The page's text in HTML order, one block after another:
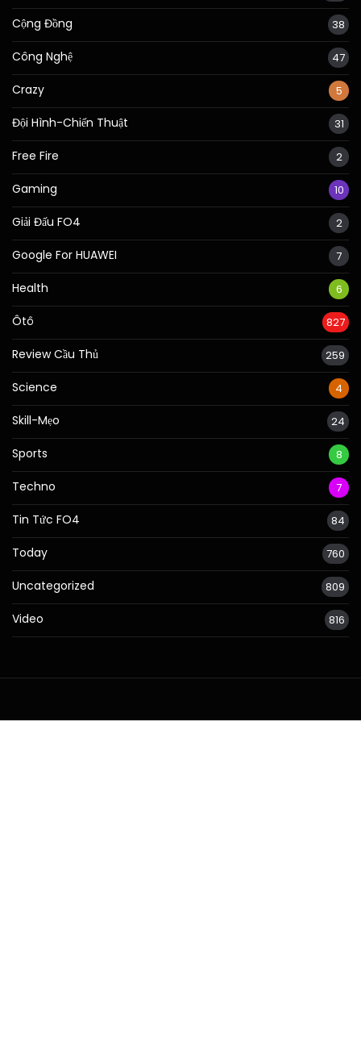
Cộng Đồng 38
Công Nghệ 47
Crazy 5
Đội Hình-Chiến Thuật 31
Free Fire 2
Gaming 10
Giải Đấu FO4 2
Google For HUAWEI 7
Health 6
Ôtô 827
Review Cầu Thủ 259
Science 4
Skill-Mẹo 24
Sports 8
Techno 7
Tin Tức FO4 84
Today 760
Uncategorized 809
Video 816